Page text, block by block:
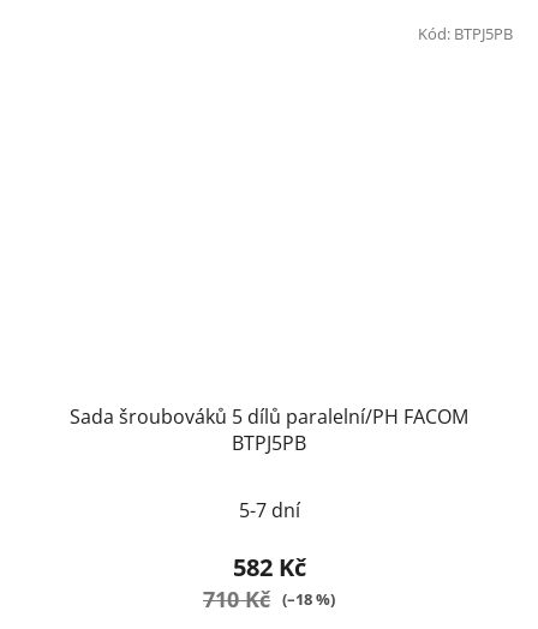
Sada šroubováků 5 dílů paralelní/PH FACOM
BTPJ5PB
5-7 dní
582 Kč
710 Kč (–18 %)
Kód: BTPJ5PB